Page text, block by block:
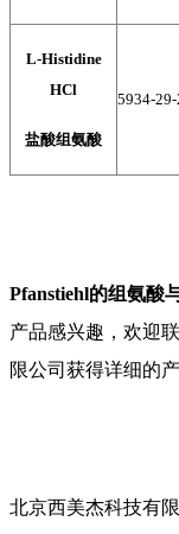
L-Histidine
HCl
盐酸组氨酸
5934-29-
Pfanstiehl的组氨酸
产品感兴趣，欢迎
限公司获得详细的
北京西美杰科技有